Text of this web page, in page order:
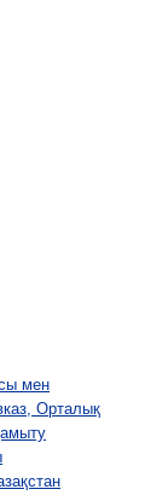
мен
Орталық